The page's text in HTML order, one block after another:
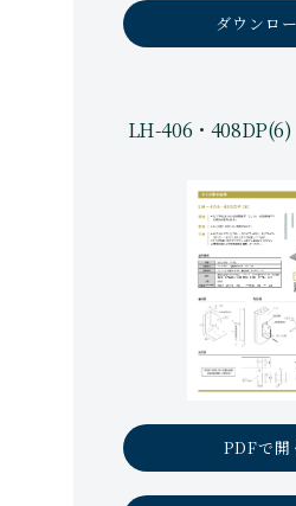
ダウンロ
LH-406・
PDFで開